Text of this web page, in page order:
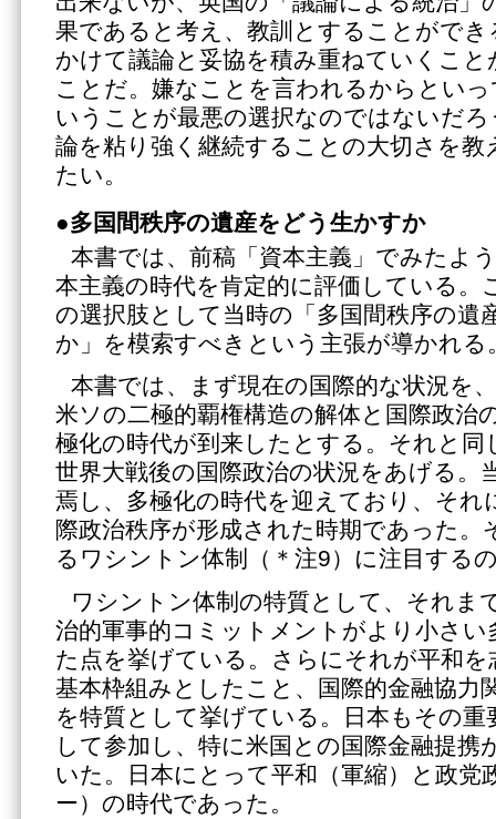
果であると考え、教訓とすることがで
かけて議論と妥協を積み重ねていくこ
ことだ。嫌なことを言われるからとい
いうことが最悪の選択なのではないだ
論を粘り強く継続することの大切さを
たい。
●多国間秩序の遺産をどう生かすか
本書では、前稿「資本主義」でみたよ
本主義の時代を肯定的に評価している。
の選択肢として当時の「多国間秩序の遺
か」を模索すべきという主張が導かれる
本書では、まず現在の国際的な状況を
米ソの二極的覇権構造の解体と国際政治
極化の時代が到来したとする。それと同
世界大戦後の国際政治の状況をあげる。
焉し、多極化の時代を迎えており、それ
際政治秩序が形成された時期であった。
るワシントン体制（＊注9）に注目する
ワシントン体制の特質として、それま
治的軍事的コミットメントがより小さい
た点を挙げている。さらにそれが平和を
基本枠組みとしたこと、国際的金融協力
を特質として挙げている。日本もその重
して参加し、特に米国との国際金融提携
いた。日本にとって平和（軍縮）と政党
ー）の時代であった。